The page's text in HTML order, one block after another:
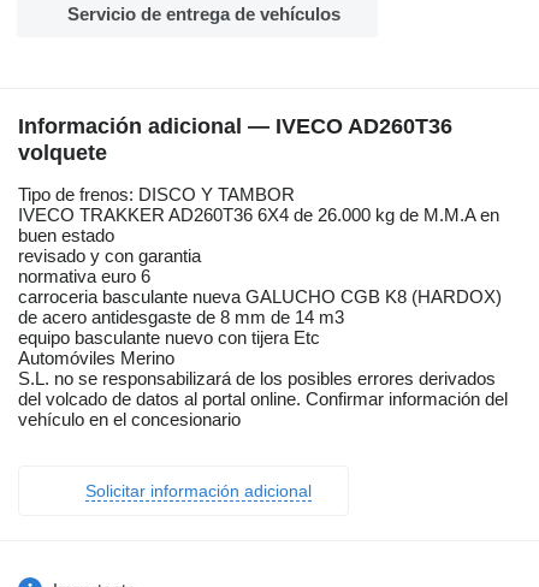
Servicio de entrega de vehículos
Información adicional — IVECO AD260T36
volquete
Tipo de frenos: DISCO Y TAMBOR
IVECO TRAKKER AD260T36 6X4 de 26.000 kg de M.M.A en
buen estado
revisado y con garantia
normativa euro 6
carroceria basculante nueva GALUCHO CGB K8 (HARDOX)
de acero antidesgaste de 8 mm de 14 m3
equipo basculante nuevo con tijera Etc
Automóviles Merino
S.L. no se responsabilizará de los posibles errores derivados
del volcado de datos al portal online. Confirmar información del
vehículo en el concesionario
Solicitar información adicional